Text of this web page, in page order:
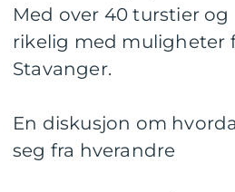
Med over 40 turstier
rikelig med muligheter
Stavanger.
En diskusjon om
seg fra hverandre